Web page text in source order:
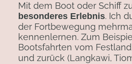
Mit dem Boot oder Schiff
besonderes Erlebnis. Ich
der Fortbewegung
kennenlernen. Zum
Bootsfahrten vom
und zurück (Langkawi,